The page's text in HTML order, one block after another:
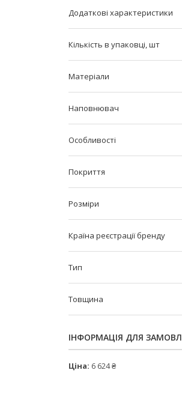
Додаткові характеристики
Кількість в упаковці, шт
Матеріали
Наповнювач
Особливості
Покриття
Розміри
Країна реєстрації бренду
Тип
Товщина
ІНФОРМАЦІЯ ДЛЯ
Ціна: 6 624 ₴